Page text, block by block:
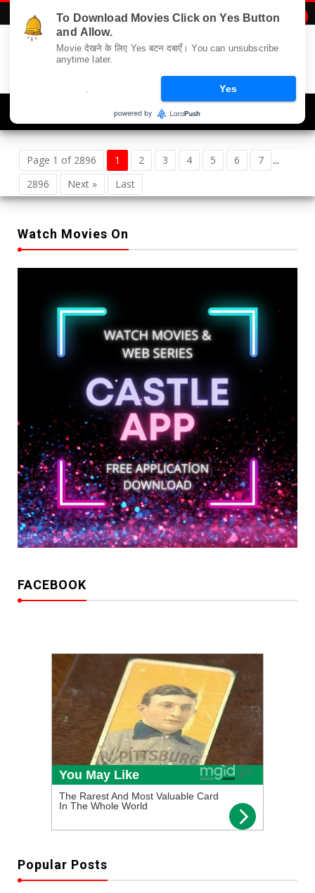
Page 1 of 2896 1 2 3 4 5 6 7
...
2896
Next » Last
Watch Movies On
FACEBOOK
Popular Posts
To Download Movies Click on Yes Button
and Allow.
Movie देखने के लिए Yes बटन दबाएँ। You can unsubscribe
anytime later.
Yes